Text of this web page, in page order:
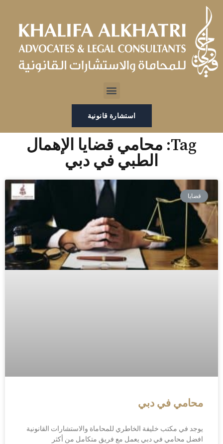
تخطي
المحتوى
Menu
استشارة قانونية
Tag: محامي قضايا الإهمال
الطبي في دبي
قضايا
محامي في دبي
يوجد في مكتب خليفة الخاطري للمحاماة والاستشارات القانونية
افضل محامي في دبي يعمل مع فريق متكامل من أكثر